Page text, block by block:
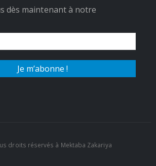
dès maintenant à notre
droits réservés à Mektaba Zakariya